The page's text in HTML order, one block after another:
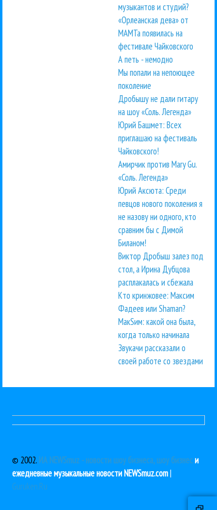
музыкантов и студий?
«Орлеанская дева» от
МАМТа появилась на
фестивале Чайковского
А петь - немодно
Мы попали на непоющее
поколение
Дробышу не дали гитару
на шоу «Соль. Легенда»
Юрий Башмет: Всех
приглашаю на фестиваль
Чайковского!
Амирчик против Mary Gu.
«Соль. Легенда»
Юрий Аксюта: Среди
певцов нового поколения я
не назову ни одного, кто
сравним бы с Димой
Биланом!
Виктор Дробыш залез под
стол, а Ирина Дубцова
расплакалась и сбежала
Кто кринжовее: Максим
Фадеев или Shaman?
МакSим: какой она была,
когда только начинала
Звукачи рассказали о
своей работе со звездами
© 2002. ИА NEWSmuz - новости шоу бизнеса, шоу бизнеси
ежедневные музыкальные новости NEWSmuz.com|
Guruken.Ru